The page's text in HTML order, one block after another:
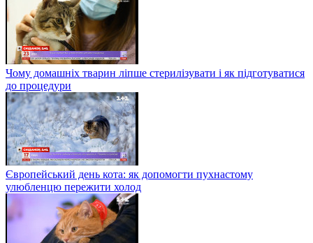
Чому домашніх тварин ліпше стерилізувати і як підготуватися
до процедури
Європейський день кота: як допомогти пухнастому
улюбленцю пережити холод